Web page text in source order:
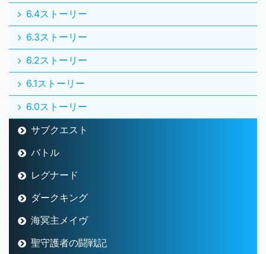
6.4ストーリー
6.3ストーリー
6.2ストーリー
6.1ストーリー
6.0ストーリー
サブクエスト
バトル
レグナード
ダークキング
海冥主メイヴ
聖守護者の闘戦記